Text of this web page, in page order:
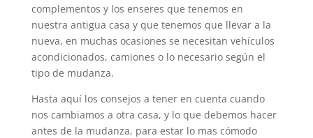
complementos y los enseres que tenemos en
nuestra antigua casa y que tenemos que llevar a la
nueva, en muchas ocasiones se necesitan vehículos
acondicionados, camiones o lo necesario según el
tipo de mudanza.
Hasta aquí los consejos a tener en cuenta cuando
nos cambiamos a otra casa, y lo que debemos hacer
antes de la mudanza, para estar lo mas cómodo